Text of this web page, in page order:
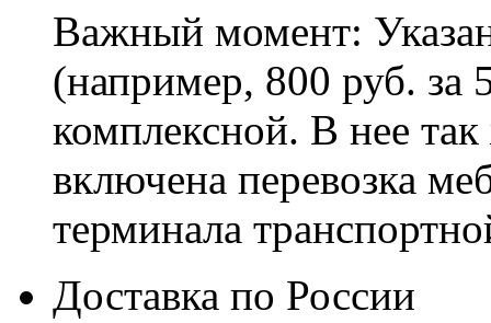
Важный момент:
(например, 800 руб. за
комплексной. В нее
включена перевозка
терминала
Доставка по России